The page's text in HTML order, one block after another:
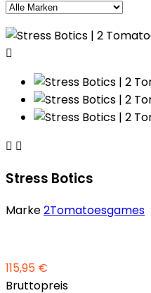

 
Stress Botics
Marke2Tomatoesgames
115,95 €
Bruttopreis